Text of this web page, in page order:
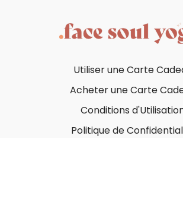
Utiliser une Carte
Acheter une Carte
Conditions
Politique de